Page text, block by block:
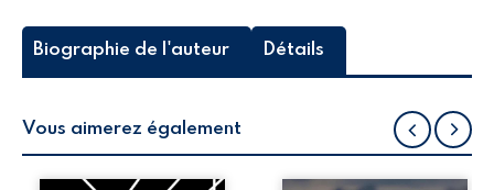
Biographie de l'auteur Détails
Vous aimerez également